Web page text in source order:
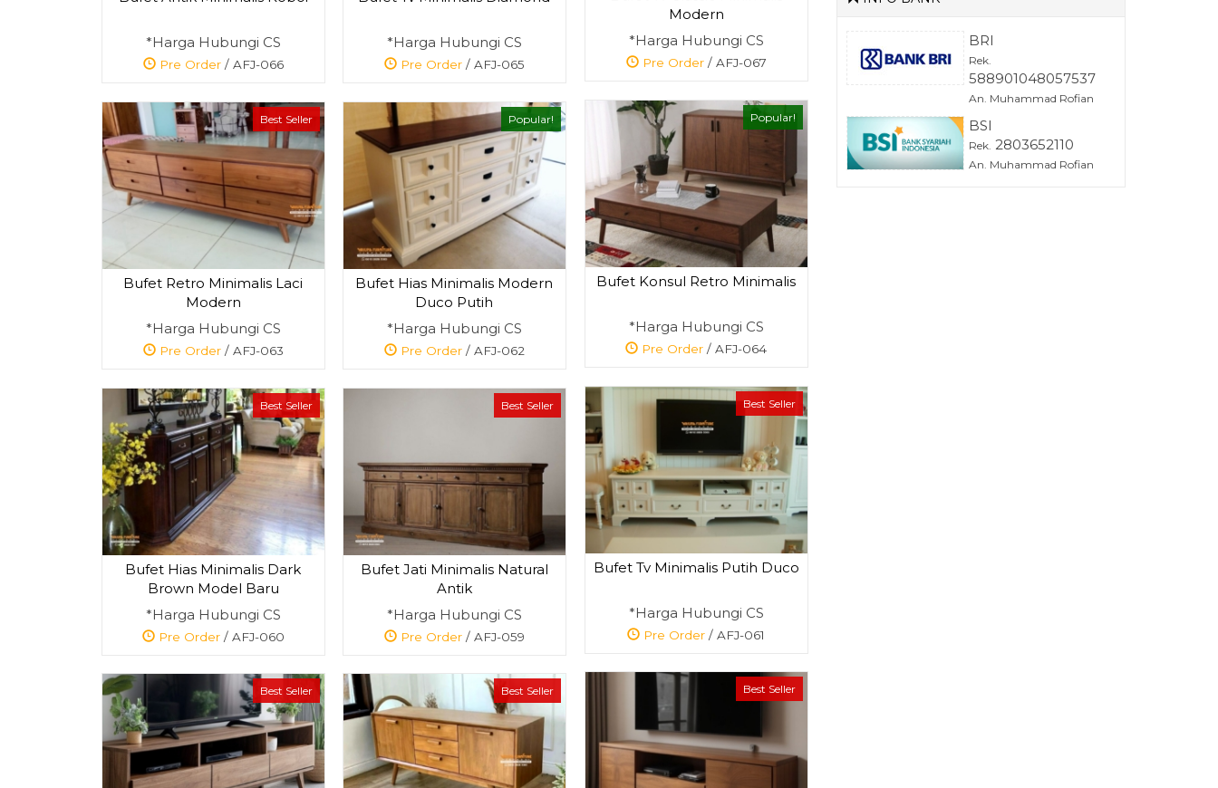
Modern
*Harga Hubungi CS
Pre Order/ AFJ-067
*Harga Hubungi CS
Pre Order/ AFJ-066
*Harga Hubungi CS
Pre Order/ AFJ-065
Popular!
Bufet Konsul Retro Minimalis
*Harga Hubungi CS
Pre Order / AFJ-064
Best Seller
Bufet Retro Minimalis Laci
Modern
*Harga Hubungi CS
Pre Order/ AFJ-063
Popular!
Bufet Hias Minimalis Modern
Duco Putih
*Harga Hubungi CS
Pre Order/ AFJ-062
Best Seller
Bufet Tv Minimalis Putih Duco
*Harga Hubungi CS
Pre Order / AFJ-061
Best Seller
Bufet Hias Minimalis Dark
Brown Model Baru
*Harga Hubungi CS
Pre Order/ AFJ-060
Best Seller
Bufet Jati Minimalis Natural
Antik
*Harga Hubungi CS
Pre Order/ AFJ-059
Best Seller
Best Seller Best Seller
BRI
Rek.
588901048057537
An. Muhammad Rofian
BSI
Rek. 2803652110
An. Muhammad Rofian